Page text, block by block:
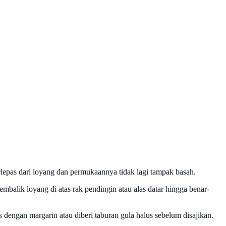
dari loyang dan permukaannya tidak lagi tampak basah.
loyang di atas rak pendingin atau alas datar hingga benar-
margarin atau diberi taburan gula halus sebelum disajikan.